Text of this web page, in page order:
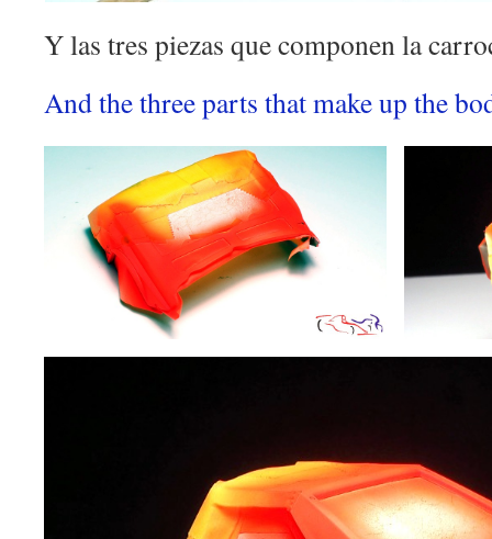
Y las tres piezas que componen la
And the three parts that make up the